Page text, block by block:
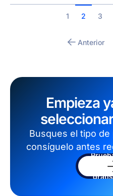
Anterior
1 2 3
Empieza
Busques el tipo
consíguelo antes
gratis